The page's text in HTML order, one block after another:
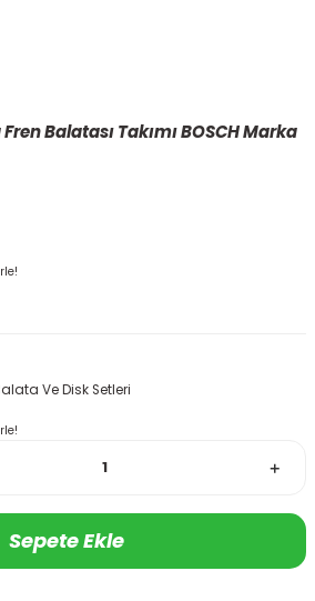
Balatası Takımı BOSCH Marka
Ve Disk Setleri
Sepete Ekle